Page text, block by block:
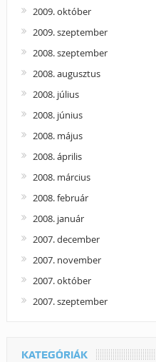
2009. október
2009. szeptember
2008. szeptember
2008. augusztus
2008. július
2008. június
2008. május
2008. április
2008. március
2008. február
2008. január
2007. december
2007. november
2007. október
2007. szeptember
KATEGÓRIÁK